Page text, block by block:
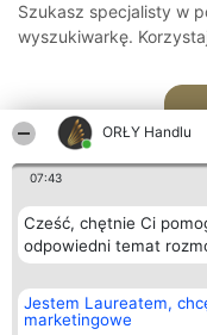
ORŁY Handlu
07:43
Cześć, chętnie Ci
odpowiedni temat
Jestem Laureatem,
marketingowe
Szukasz specjalisty w
wyszukiwarkę.
Organizator plebiscytu
Bright Side Solutions sp. z o.
o. sp. k.